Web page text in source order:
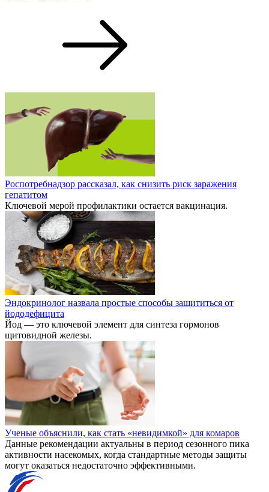
Роспотребнадзор рассказал, как снизить риск заражения
гепатитом
Ключевой мерой профилактики остается вакцинация.
Эндокринолог назвала простые способы защититься от
йододефицита
Йод — это ключевой элемент для синтеза гормонов
щитовидной железы.
Ученые объяснили, как стать «невидимкой» для комаров
Данные рекомендации актуальны в период сезонного пика
активности насекомых, когда стандартные методы защиты
могут оказаться недостаточно эффективными.